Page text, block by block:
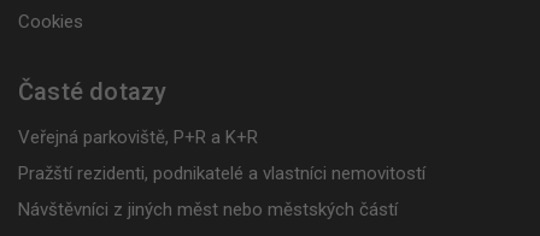
Cookies
Časté dotazy
Veřejná parkoviště, P+R a K+R
Pražští rezidenti, podnikatelé a vlastníci nemovitostí
Návštěvníci z jiných měst nebo městských částí